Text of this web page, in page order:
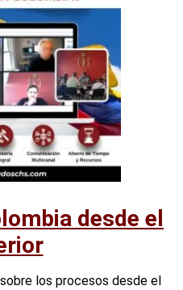
desde el
los procesos desde el